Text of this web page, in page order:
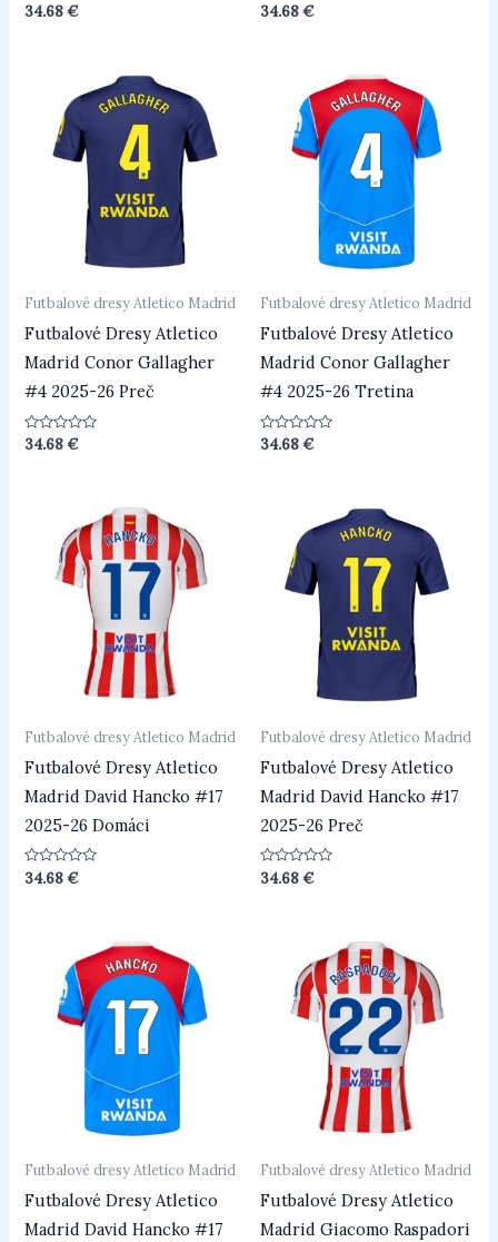
Hodnotenie
0
34.68€
Hodnotenie
0
34.68€
Futbalové dresy Atletico Madrid
Futbalové Dresy Atletico
Madrid Conor Gallagher
#4 2025-26 Preč
Hodnotenie
34.68€
Futbalové dresy Atletico Madrid
Futbalové Dresy Atletico
Madrid Conor Gallagher
#4 2025-26 Tretina
Hodnotenie
34.68€
Futbalové dresy Atletico Madrid
Futbalové Dresy Atletico
Madrid David Hancko #17
2025-26 Domáci
Hodnotenie
0
34.68€
Futbalové dresy Atletico Madrid
Futbalové Dresy Atletico
Madrid David Hancko #17
2025-26 Preč
Hodnotenie
0
34.68€
Futbalové dresy Atletico Madrid
Futbalové Dresy Atletico
Madrid David Hancko #17
Futbalové dresy Atletico Madrid
Futbalové Dresy Atletico
Madrid Giacomo Raspadori